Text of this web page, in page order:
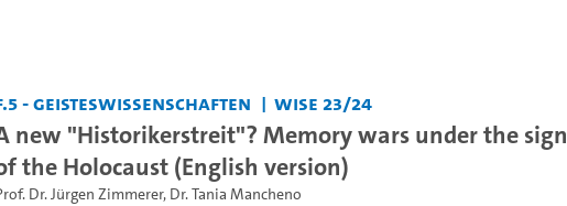
- Geisteswissenschaften WiSe 23/24
new "Historikerstreit"? Memory wars under the sign
the Holocaust (English version)
Dr. Jürgen Zimmerer, Dr. Tania Mancheno